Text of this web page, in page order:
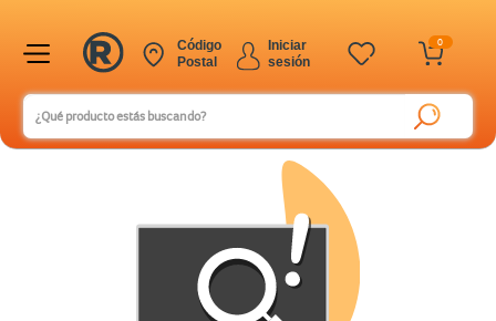
0
Iniciar
sesión
Código
Postal